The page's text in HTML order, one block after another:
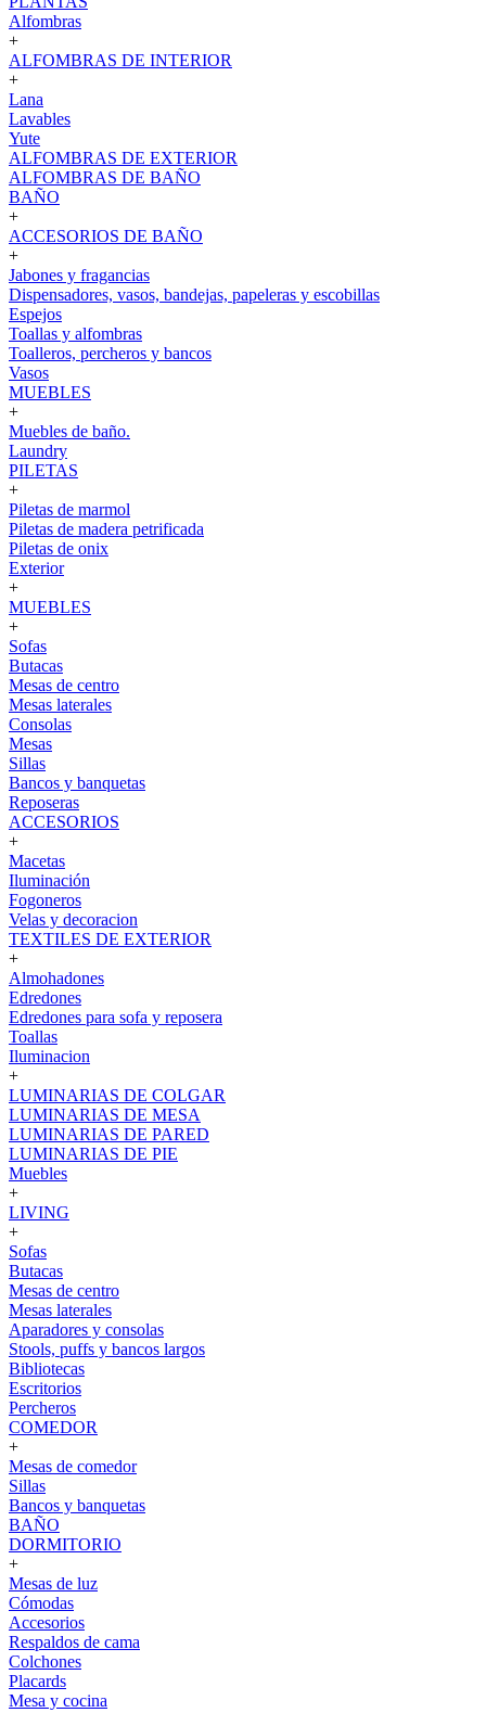
Alfombras
+
ALFOMBRAS DE INTERIOR
+
Lana
Lavables
Yute
ALFOMBRAS DE EXTERIOR
ALFOMBRAS DE BAÑO
BAÑO
+
ACCESORIOS DE BAÑO
+
Jabones y fragancias
Dispensadores, vasos, bandejas, papeleras y escobillas
Espejos
Toallas y alfombras
Toalleros, percheros y bancos
Vasos
MUEBLES
+
Muebles de baño.
Laundry
PILETAS
+
Piletas de marmol
Piletas de madera petrificada
Piletas de onix
Exterior
+
MUEBLES
+
Sofas
Butacas
Mesas de centro
Mesas laterales
Consolas
Mesas
Sillas
Bancos y banquetas
Reposeras
ACCESORIOS
+
Macetas
Iluminación
Fogoneros
Velas y decoracion
TEXTILES DE EXTERIOR
+
Almohadones
Edredones
Edredones para sofa y reposera
Toallas
Iluminacion
+
LUMINARIAS DE COLGAR
LUMINARIAS DE MESA
LUMINARIAS DE PARED
LUMINARIAS DE PIE
Muebles
+
LIVING
+
Sofas
Butacas
Mesas de centro
Mesas laterales
Aparadores y consolas
Stools, puffs y bancos largos
Bibliotecas
Escritorios
Percheros
COMEDOR
+
Mesas de comedor
Sillas
Bancos y banquetas
BAÑO
DORMITORIO
+
Mesas de luz
Cómodas
Accesorios
Respaldos de cama
Colchones
Placards
Mesa y cocina